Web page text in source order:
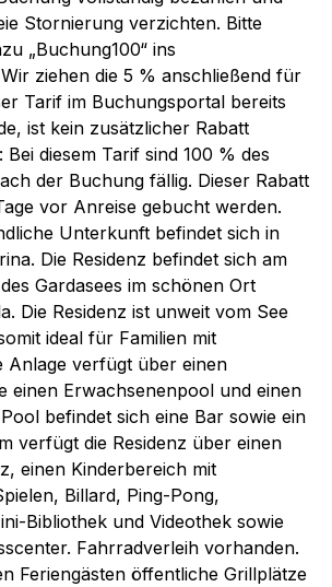
Stornierung verzichten. Bitte
„Buchung100“ ins
ziehen die 5 % anschließend für
Tarif im Buchungsportal bereits
ist kein zusätzlicher Rabatt
Bei diesem Tarif sind 100 % des
der Buchung fällig. Dieser Rabatt
vor Anreise gebucht werden.
Unterkunft befindet sich in
Die Residenz befindet sich am
Gardasees im schönen Ort
Die Residenz ist unweit vom See
ideal für Familien mit
Anlage verfügt über einen
einen Erwachsenenpool und einen
befindet sich eine Bar sowie ein
verfügt die Residenz über einen
einen Kinderbereich mit
Billard, Ping-Pong,
Bibliothek und Videothek sowie
Fahrradverleih vorhanden.
Feriengästen öffentliche Grillplätze